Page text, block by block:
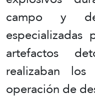
campo y
especializadas
artefactos
realizaban
operación de